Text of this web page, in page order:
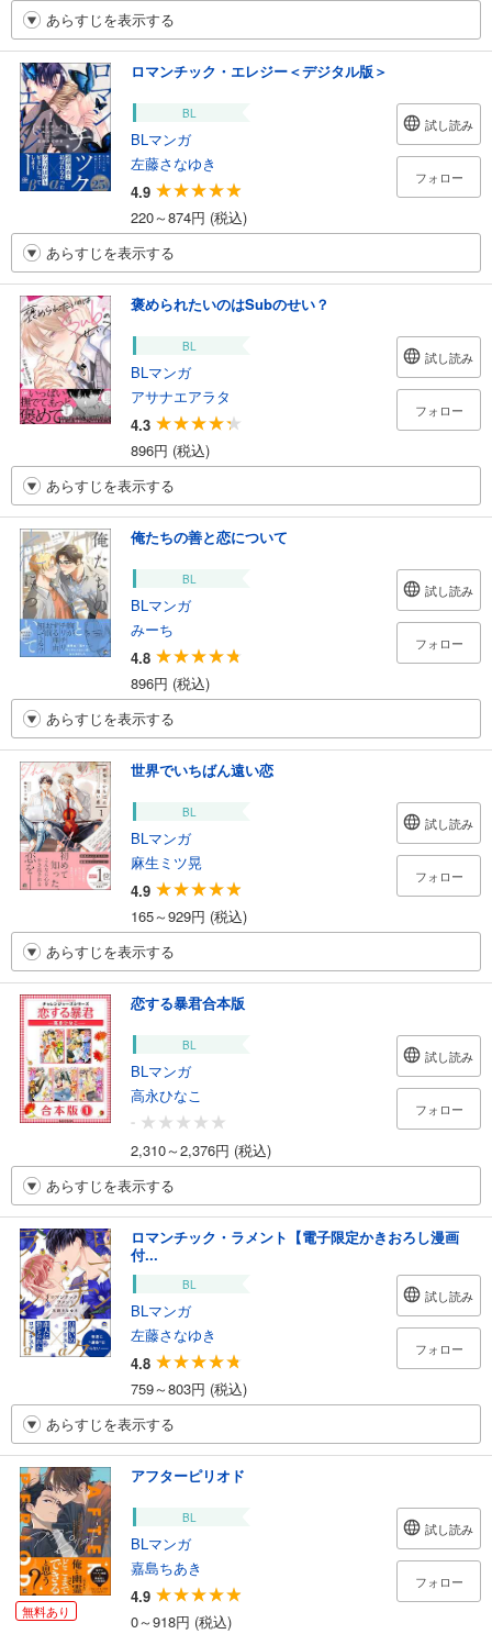
あらすじを表示する
ロマンチック・エレジー＜デジタル版＞
BL
BLマンガ
左藤さなゆき
4.9
220～874円 (税込)
試し読み
フォロー
あらすじを表示する
褒められたいのはSubのせい？
BL
BLマンガ
アサナエアラタ
4.3
896円 (税込)
試し読み
フォロー
あらすじを表示する
俺たちの善と恋について
BL
BLマンガ
みーち
4.8
896円 (税込)
試し読み
フォロー
あらすじを表示する
世界でいちばん遠い恋
BL
BLマンガ
麻生ミツ晃
4.9
165～929円 (税込)
試し読み
フォロー
あらすじを表示する
恋する暴君合本版
BL
BLマンガ
高永ひなこ
-
2,310～2,376円 (税込)
試し読み
フォロー
あらすじを表示する
ロマンチック・ラメント【電子限定かきおろし漫画
付...
BL
BLマンガ
左藤さなゆき
4.8
759～803円 (税込)
試し読み
フォロー
あらすじを表示する
無料あり
アフターピリオド
BL
BLマンガ
嘉島ちあき
4.9
0～918円 (税込)
試し読み
フォロー